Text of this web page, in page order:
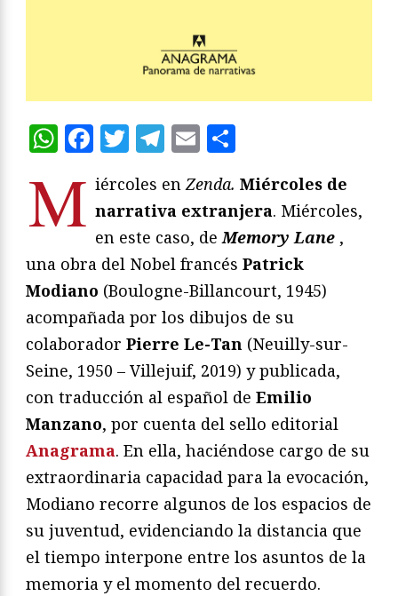
WhatsApp
Facebook
Twitter
Telegram
Email
M iércoles en Zenda. Miércoles de
narrativa extranjera. Miércoles,
en este caso, de Memory Lane ,
una obra del Nobel francés Patrick
Modiano (Boulogne-Billancourt, 1945)
acompañada por los dibujos de su
colaborador Pierre Le-Tan (Neuilly-sur-
Seine, 1950 – Villejuif, 2019) y publicada,
con traducción al español de Emilio
Manzano, por cuenta del sello editorial
Anagrama. En ella, haciéndose cargo de su
extraordinaria capacidad para la evocación,
Modiano recorre algunos de los espacios de
su juventud, evidenciando la distancia que
el tiempo interpone entre los asuntos de la
memoria y el momento del recuerdo.